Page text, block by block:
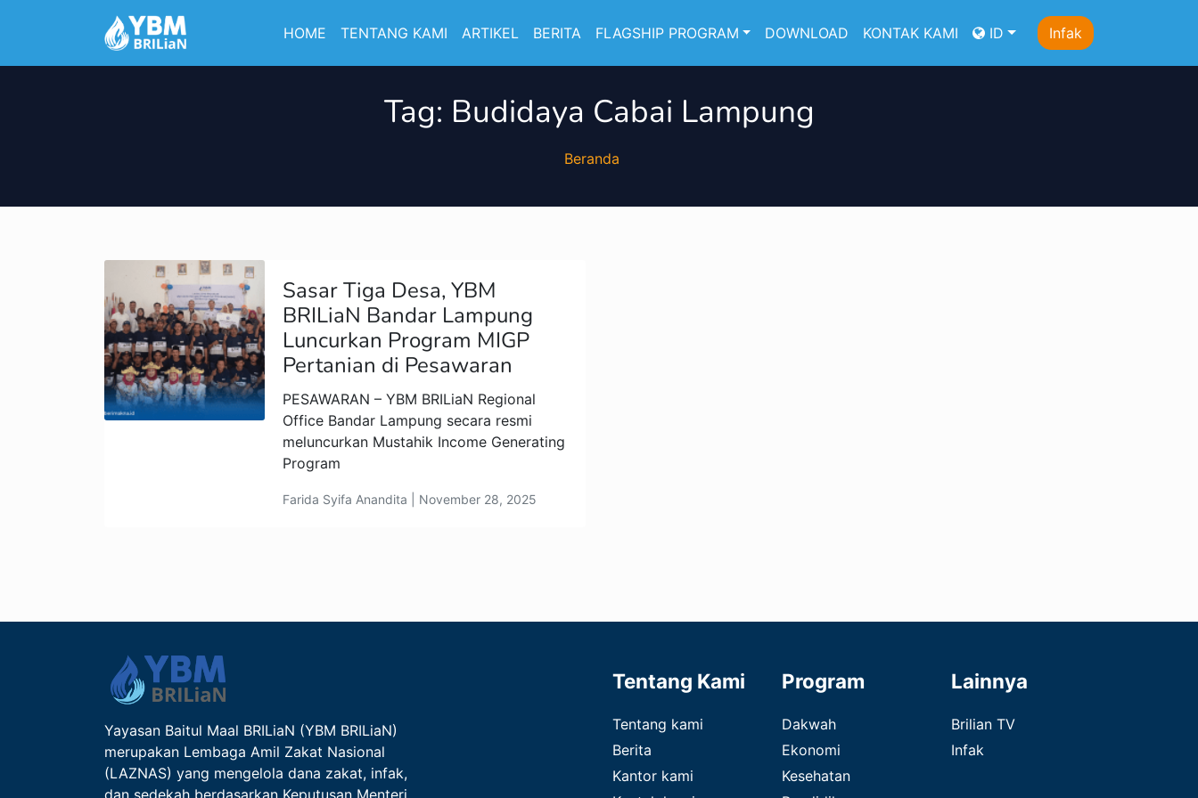
HOME TENTANG KAMI ARTIKEL BERITA FLAGSHIP PROGRAM DOWNLOAD KONTAK KAMI ID Infak
Tag: Budidaya Cabai Lampung
Beranda
Sasar Tiga Desa, YBM
BRILiaN Bandar Lampung
Luncurkan Program MIGP
Pertanian di Pesawaran
PESAWARAN – YBM BRILiaN Regional
Office Bandar Lampung secara resmi
meluncurkan Mustahik Income Generating
Program
Farida Syifa Anandita | November 28, 2025
Yayasan Baitul Maal BRILiaN (YBM BRILiaN)
merupakan Lembaga Amil Zakat Nasional
(LAZNAS) yang mengelola dana zakat, infak,
dan sedekah berdasarkan Keputusan Menteri
Tentang Kami
Tentang kami
Berita
Kantor kami
Program
Dakwah
Ekonomi
Kesehatan
Lainnya
Brilian TV
Infak